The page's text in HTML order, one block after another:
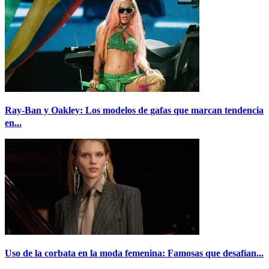
Ray-Ban y Oakley: Los modelos de gafas que marcan tendencia
en...
Uso de la corbata en la moda femenina: Famosas que desafían...